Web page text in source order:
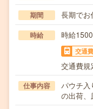
期間 長期でお
時給 時給
交通費
交通費規
仕事内容
パウチ
の出荷